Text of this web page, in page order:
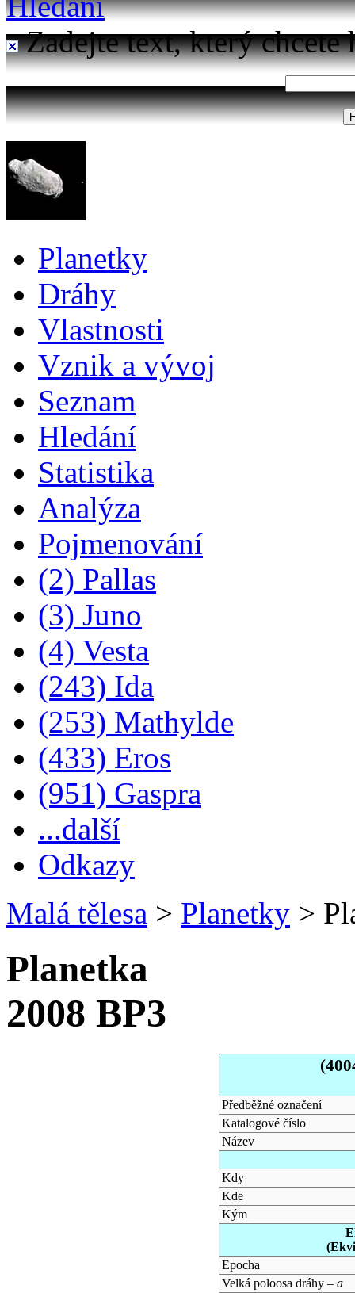
Zadejte text, který chcete
Planetky
Dráhy
Vlastnosti
Vznik a vývoj
Seznam
Hledání
Statistika
Analýza
Pojmenování
(2) Pallas
(3) Juno
(4) Vesta
(243) Ida
(253) Mathylde
(433) Eros
(951) Gaspra
...další
Odkazy
Malá tělesa > Planetky >
Planetka
2008 BP3
Předběžné označení
Katalogové číslo
Název
Kdy
Kde
Kým
Epocha
Velká poloosa dráhy – a